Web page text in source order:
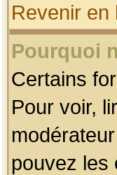
Revenir en
Pourquoi
Certains
Pour voir,
pouvez les